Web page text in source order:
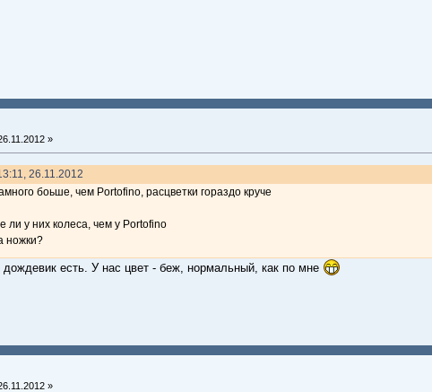
»
26.11.2012
боьше, чем Portofino, расцветки гораздо круче
у них колеса, чем у Portofino
ножки?
есть. У нас цвет - беж, нормальный, как по мне
»